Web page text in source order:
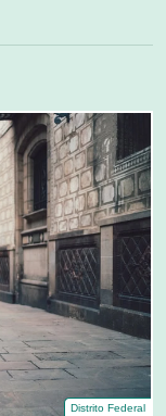
Distrito Federal